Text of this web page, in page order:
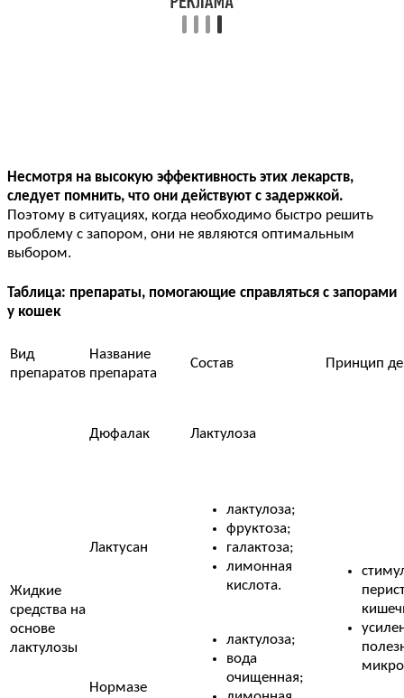
Несмотря на высокую эффективность этих лекарств,
следует помнить, что они действуют с задержкой.
Поэтому в ситуациях, когда необходимо быстро решить
проблему с запором, они не являются оптимальным
выбором.
Таблица: препараты, помогающие справляться с запорами
у кошек
Вид
препаратов
Название
препарата
Состав Принцип
Жидкие
средства на
основе
лактулозы
Дюфалак Лактулоза
Лактусан
лактулоза;
фруктоза;
галактоза;
лимонная
кислота.
Нормазе
лактулоза;
вода
очищенная;